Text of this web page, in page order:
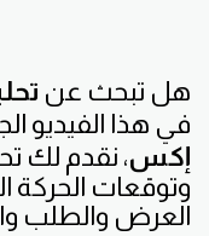
هل تبحث عن
في هذا الفيديو
إكس، نقدم لك
وتوقعات الحركة
العرض والطلب